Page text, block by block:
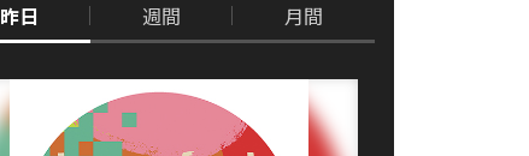
昨日 週間 月間